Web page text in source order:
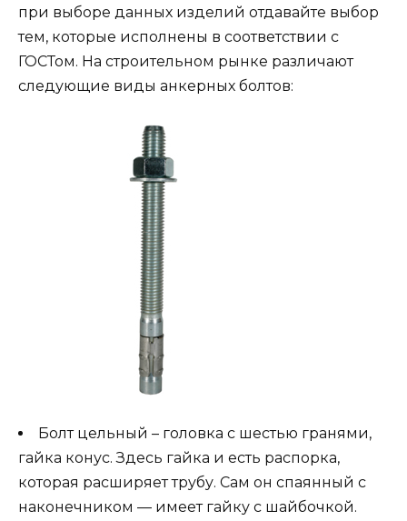
при выборе данных изделий отдавайте выбор
тем, которые исполнены в соответствии с
ГОСТом. На строительном рынке различают
следующие виды анкерных болтов:
Болт цельный – головка с шестью гранями,
гайка конус. Здесь гайка и есть распорка,
которая расширяет трубу. Сам он спаянный с
наконечником — имеет гайку с шайбочкой.